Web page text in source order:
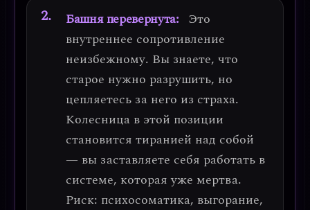
Башня перевернута: Это
внутреннее сопротивление
неизбежному. Вы знаете, что
старое нужно разрушить, но
цепляетесь за него из страха.
Колесница в этой позиции
становится тиранией над собой
— вы заставляете себя работать в
системе, которая уже мертва.
Риск: психосоматика, выгорание,